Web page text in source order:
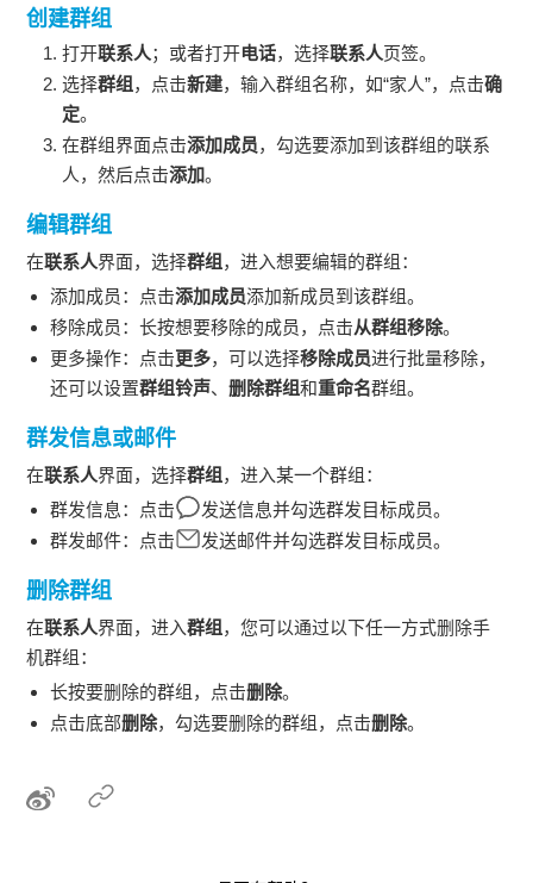
创建群组
打开联系人；或者打开电话，选择联系人页签。
选择群组 ，点击新建，输入群组名称，如“家人”，点击确
定。
在群组界面点击添加成员，勾选要添加到该群组的联系
人，然后点击添加。
编辑群组
在联系人界面，选择群组 ，进入想要编辑的群组：
添加成员：点击添加成员添加新成员到该群组。
移除成员：长按想要移除的成员，点击从群组移除。
更多操作：点击更多，可以选择移除成员进行批量移除，
还可以设置群组铃声、删除群组和重命名群组。
群发信息或邮件
在联系人界面，选择群组 ，进入某一个群组：
群发信息：点击
发送信息并勾选群发目标成员。
群发邮件：点击
发送邮件并勾选群发目标成员。
删除群组
在联系人界面，进入群组 ，您可以通过以下任一方式删除手
机群组：
长按要删除的群组，点击删除。
点击底部删除，勾选要删除的群组，点击删除。